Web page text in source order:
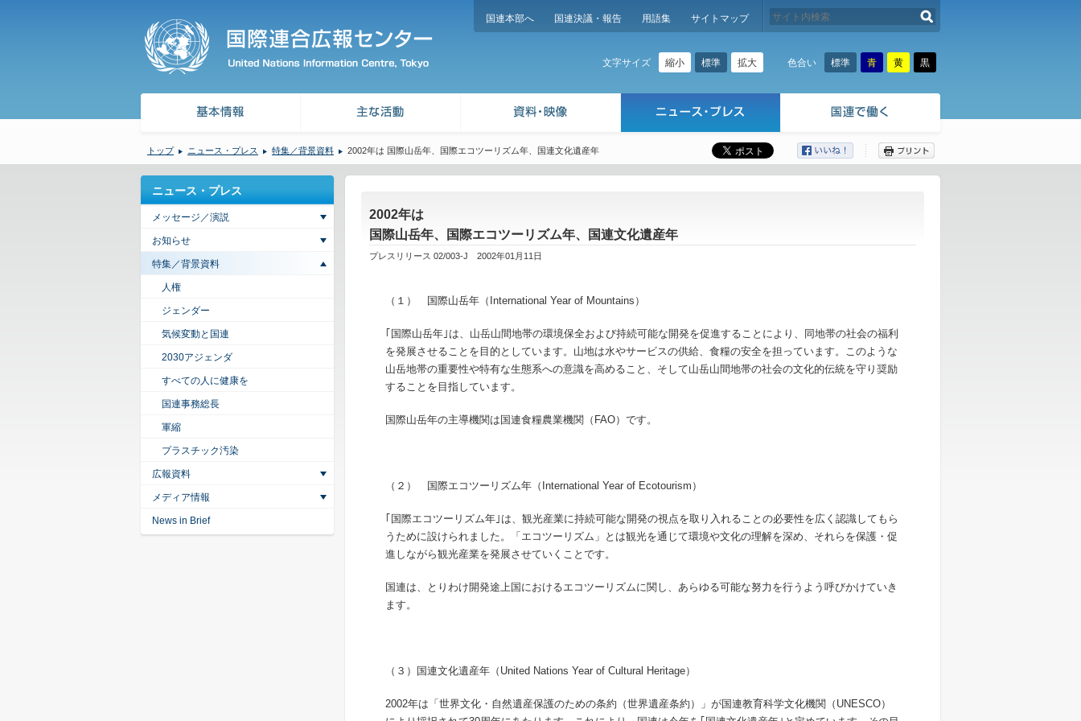
国連本部へ 国連決議・報告 用語集 サイトマップ
文字サイズ 縮小 標準 拡大 色合い 標準 青 黄 黒
トップ ニュース・プレス 特集／背景資料 2002年は 国際山岳年、国際エコツーリズム年、国連文化遺産年
2002年は
国際山岳年、国際エコツーリズム年、国連文化遺産年
プレスリリース 02/003-J 2002年01月11日
（１） 国際山岳年（International Year of Mountains）
｢国際山岳年｣は、山岳山間地帯の環境保全および持続可能な開発を促進することにより、同地帯の社会の福利
を発展させることを目的としています。山地は水やサービスの供給、食糧の安全を担っています。このような
山岳地帯の重要性や特有な生態系への意識を高めること、そして山岳山間地帯の社会の文化的伝統を守り奨励
することを目指しています。
国際山岳年の主導機関は国連食糧農業機関（FAO）です。
（２） 国際エコツーリズム年（International Year of Ecotourism）
｢国際エコツーリズム年｣は、観光産業に持続可能な開発の視点を取り入れることの必要性を広く認識してもら
うために設けられました。「エコツーリズム」とは観光を通じて環境や文化の理解を深め、それらを保護・促
進しながら観光産業を発展させていくことです。
国連は、とりわけ開発途上国におけるエコツーリズムに関し、あらゆる可能な努力を行うよう呼びかけていき
ます。
（３）国連文化遺産年（United Nations Year of Cultural Heritage）
2002年は「世界文化・自然遺産保護のための条約（世界遺産条約）」が国連教育科学文化機関（UNESCO）
ニュース・プレス
メッセージ／演説
お知らせ
特集／背景資料
人権
ジェンダー
気候変動と国連
2030アジェンダ
すべての人に健康を
国連事務総長
軍縮
プラスチック汚染
広報資料
メディア情報
News in Brief